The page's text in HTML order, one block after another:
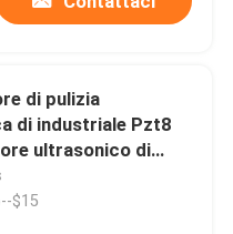
di pulizia
di industriale Pzt8
ultrasonico di
$15